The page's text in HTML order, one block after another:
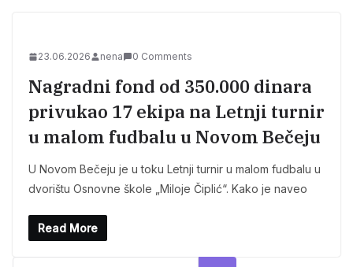
23.06.2026 nena 0 Comments
Nagradni fond od 350.000 dinara
privukao 17 ekipa na Letnji turnir
u malom fudbalu u Novom Bečeju
U Novom Bečeju je u toku Letnji turnir u malom fudbalu u
dvorištu Osnovne škole „Miloje Čiplić“. Kako je naveo
Read More